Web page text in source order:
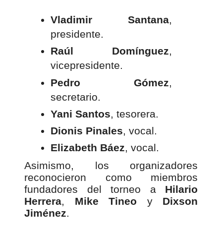
Vladimir Santana,
presidente.
Raúl Domínguez,
vicepresidente.
Pedro Gómez
secretario.
Yani Santos, tesorera.
Dionis Pinales, vocal.
Elizabeth Báez, vocal.
Asimismo, los organizadores
reconocieron como miembros
fundadores del torneo a Hilario
Herrera, Mike Tineo y Dixson
Jiménez.